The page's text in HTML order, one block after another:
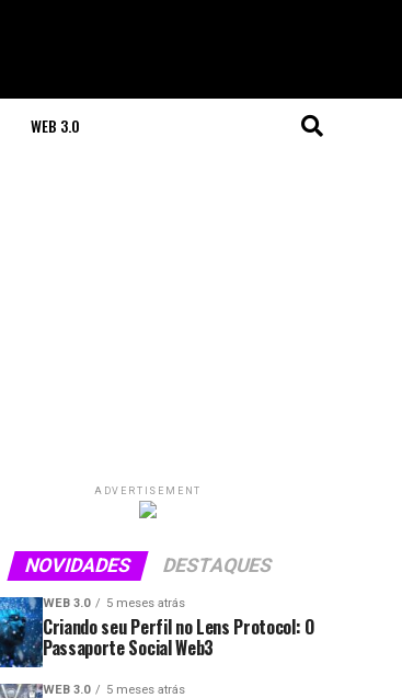
WEB 3.0
ADVERTISEMENT
NOVIDADES DESTAQUES
WEB 3.0 5 meses atrás
Criando seu Perfil no Lens Protocol: O
Passaporte Social Web3
WEB 3.0 5 meses atrás